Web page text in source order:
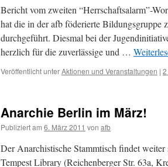
Bericht vom zweiten “Herrschaftsalarm”-
hat die in der afb föderierte Bildungsgruppe
durchgeführt. Diesmal bei der
herzlich für die zuverlässige und …
Veröffentlicht unterAktionen und Veranstaltungen |
Anarchie Berlin im März!
Publiziert am 6. März 2011 von afb
Der Anarchistische Stammtisch findet
Tempest Library (Reichenberger Str. 63a,